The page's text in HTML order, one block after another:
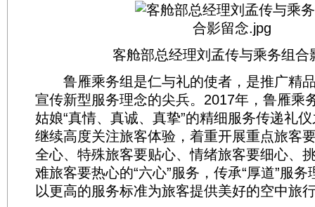
客舱部总经理刘孟传与乘务组合
鲁雁乘务组是仁与礼的使者，是推广精
宣传新型服务理念的尖兵。2017年，鲁雁乘
姑娘“真情、真诚、真挚”的精细服务传递礼
继续高度关注旅客体验，着重开展重点旅客
全心、特殊旅客要贴心、情绪旅客要细心、
难旅客要热心的“六心”服务，传承“厚道”服
以更高的服务标准为旅客提供美好的空中旅